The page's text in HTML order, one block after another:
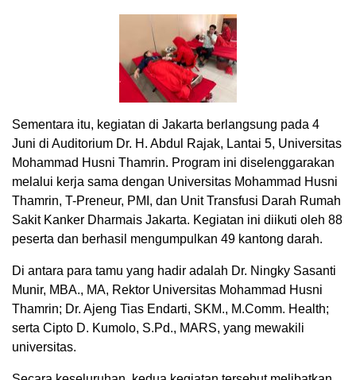
Sementara itu, kegiatan di Jakarta berlangsung pada 4
Juni di Auditorium Dr. H. Abdul Rajak, Lantai 5, Universitas
Mohammad Husni Thamrin. Program ini diselenggarakan
melalui kerja sama dengan Universitas Mohammad Husni
Thamrin, T-Preneur, PMI, dan Unit Transfusi Darah Rumah
Sakit Kanker Dharmais Jakarta. Kegiatan ini diikuti oleh 88
peserta dan berhasil mengumpulkan 49 kantong darah.
Di antara para tamu yang hadir adalah Dr. Ningky Sasanti
Munir, MBA., MA, Rektor Universitas Mohammad Husni
Thamrin; Dr. Ajeng Tias Endarti, SKM., M.Comm. Health;
serta Cipto D. Kumolo, S.Pd., MARS, yang mewakili
universitas.